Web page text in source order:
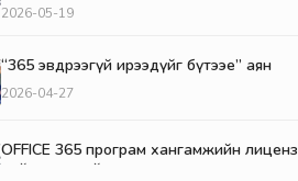
2026-05-19
“365 эвдрээгүй ирээдүйг бүтээе” аян
2026-04-27
OFFICE 365 програм хангамжийн лиценз
нийлүүлэгчийг тендер шалгаруулалтад